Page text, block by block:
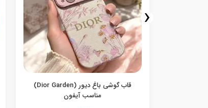
قاب گوشی باغ دیور (Dior Garden)
مناسب آیفون
‹